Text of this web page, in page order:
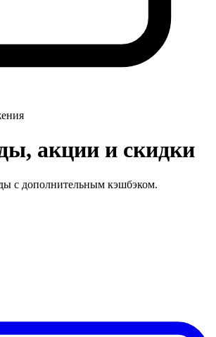
акции и скидки
с дополнительным кэшбэком.